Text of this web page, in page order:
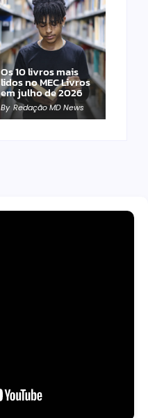
Os 10 livros mais
lidos no MEC Livros
em julho de 2026
By Redação MD News